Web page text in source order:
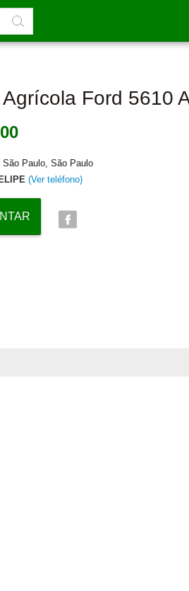
Ford 5610
São Paulo, São Paulo
(Ver teléfono)